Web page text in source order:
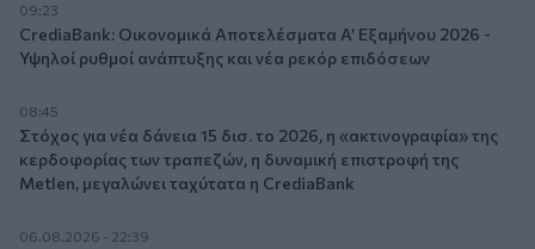
09:23
CrediaBank: Οικονομικά Αποτελέσματα A’ Εξαμήνου 2026 -
Υψηλοί ρυθμοί ανάπτυξης και νέα ρεκόρ επιδόσεων
08:45
Στόχος για νέα δάνεια 15 δισ. το 2026, η «ακτινογραφία» της
κερδοφορίας των τραπεζών, η δυναμική επιστροφή της
Metlen, μεγαλώνει ταχύτατα η CrediaBank
06.08.2026 - 22:39